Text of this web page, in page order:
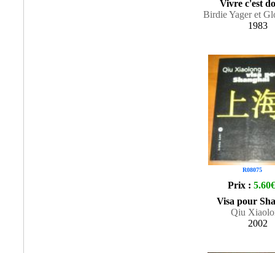
Vivre c'est
Birdie Yager et
1983
R08075
Prix : 5.60€
Visa pour
Qiu
2002